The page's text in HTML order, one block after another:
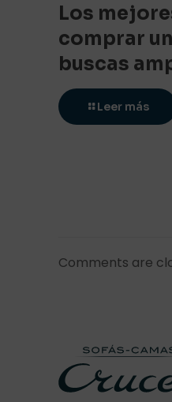
Los
comprar
buscas
Leer más
Comments are